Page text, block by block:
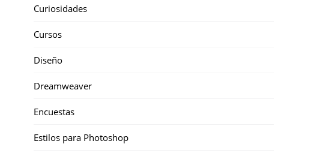
Curiosidades
Cursos
Diseño
Dreamweaver
Encuestas
Estilos para Photoshop